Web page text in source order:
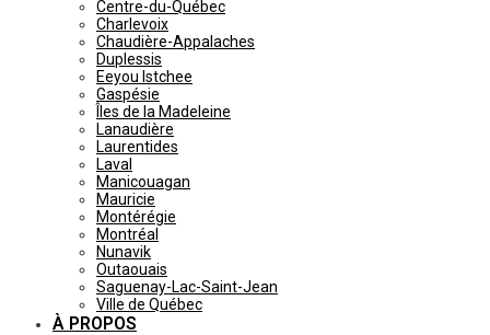
Centre-du-Québec
Charlevoix
Chaudière-Appalaches
Duplessis
Eeyou Istchee
Gaspésie
Îles de la Madeleine
Lanaudière
Laurentides
Laval
Manicouagan
Mauricie
Montérégie
Montréal
Nunavik
Outaouais
Saguenay-Lac-Saint-Jean
Ville de Québec
À PROPOS